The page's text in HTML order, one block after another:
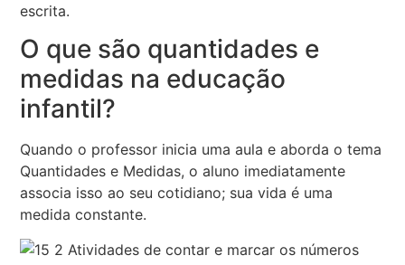
escrita.
O que são quantidades e
medidas na educação
infantil?
Quando o professor inicia uma aula e aborda o tema
Quantidades e Medidas, o aluno imediatamente
associa isso ao seu cotidiano; sua vida é uma
medida constante.